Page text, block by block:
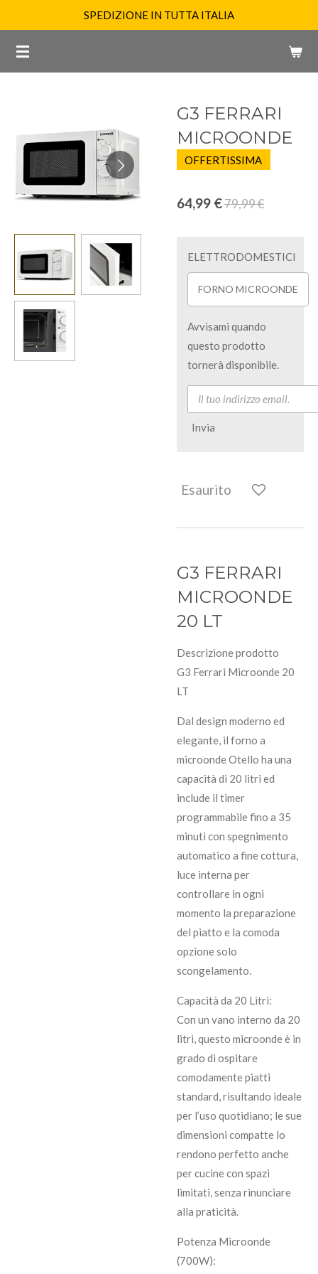
contenuto
principale
SPEDIZIONE IN TUTTA ITALIA
G3 FERRARI
MICROONDE
OFFERTISSIMA
64,99 €79,99 €
ELETTRODOMESTICI
FORNO MICROONDE
Avvisami quando
questo prodotto
tornerà disponibile.
Invia
Esaurito
G3 FERRARI
MICROONDE
20 LT
Descrizione prodotto
G3 Ferrari Microonde 20
LT
Dal design moderno ed
elegante, il forno a
microonde Otello ha una
capacità di 20 litri ed
include il timer
programmabile fino a 35
minuti con spegnimento
automatico a fine cottura,
luce interna per
controllare in ogni
momento la preparazione
del piatto e la comoda
opzione solo
scongelamento.
Capacità da 20 Litri:
Con un vano interno da 20
litri, questo microonde è in
grado di ospitare
comodamente piatti
standard, risultando ideale
per l’uso quotidiano; le sue
dimensioni compatte lo
rendono perfetto anche
per cucine con spazi
limitati, senza rinunciare
alla praticità.
Potenza Microonde
(700W):